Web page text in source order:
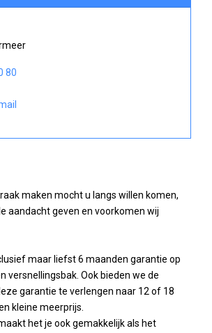
maken mocht u langs willen komen,
aandacht geven en voorkomen wij
maar liefst 6 maanden garantie op
versnellingsbak. Ook bieden we de
garantie te verlengen naar 12 of 18
kleine meerprijs.
het je ook gemakkelijk als het
80